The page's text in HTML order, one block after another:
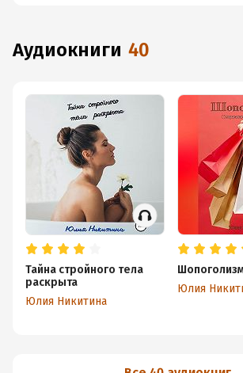
аудиокниги 40
Тайна стройного тела
раскрыта
Юлия Никитина
Юлия